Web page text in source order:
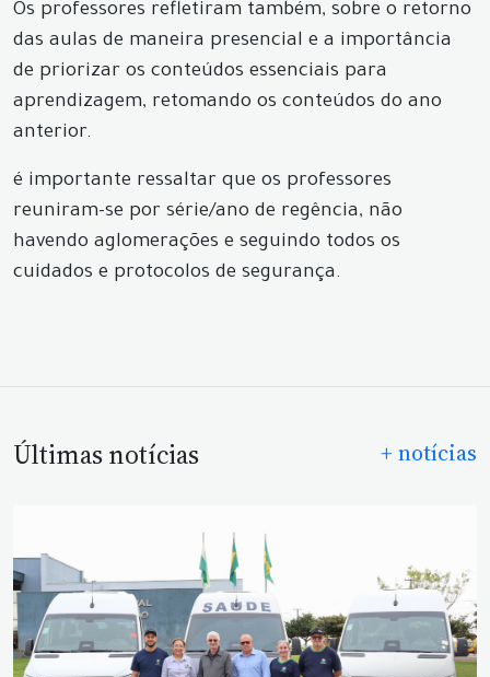
Os professores refletiram também, sobre o retorno
das aulas de maneira presencial e a importância
de priorizar os conteúdos essenciais para
aprendizagem, retomando os conteúdos do ano
anterior.
é importante ressaltar que os professores
reuniram-se por série/ano de regência, não
havendo aglomerações e seguindo todos os
cuidados e protocolos de segurança.
Últimas notícias + notícias